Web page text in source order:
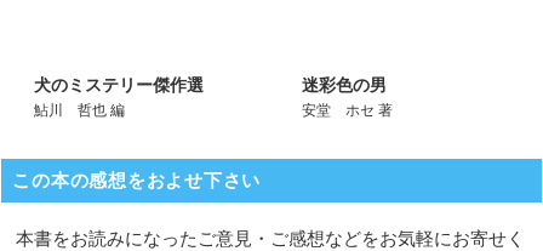
犬のミステリー傑作選
鮎川 哲也 編
迷彩色の男
安堂 ホセ 著
この本の感想をおよせ下さい
本書をお読みになったご意見・ご感想などをお気軽にお寄せく